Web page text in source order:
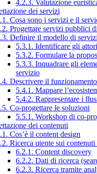
4.2.3. Valutazione
dei servizi
Cosa sono i servizi e il
Progettare servizi pubblici
Definire il modello di
5.3.1. Identificare gli
5.3.2. Formulare la
5.3.3. Inquadrare gli
servizio
Descrivere il
5.4.1. Mappare
5.4.2. Rappresentare i
Co-progettare le soluzioni
5.5.1. Workshop di co-
dei contenuti
Cos’è il content design
Ricerca utente sui
6.2.1. Content discovery
6.2.2. Dati di ricerca
6.2.3. Ricerca tramite